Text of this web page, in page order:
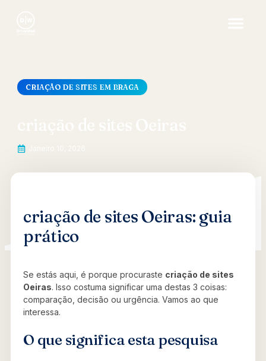
CRIAÇÃO DE SITES EM BRAGA
criação de sites Oeiras: guia
prático
Se estás aqui, é porque procuraste criação de sites
Oeiras. Isso costuma significar uma destas 3 coisas:
comparação, decisão ou urgência. Vamos ao que
interessa.
O que significa esta pesquisa